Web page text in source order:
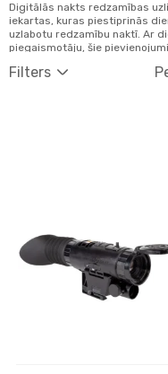
Filters
Digitālās nakts redzamības
iekartas, kuras piestiprinās
uzlabotu redzamību naktī. Ar
piegaismotāju, šie
nodrošinot labāku redzamību
aktivitātēs.